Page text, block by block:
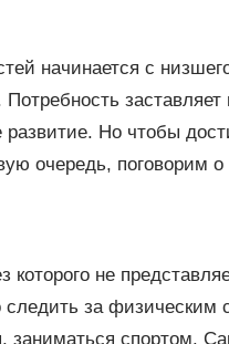
начинается с
развитие. Но чтобы
очередь, поговорим о
не
за
заниматься спортом.